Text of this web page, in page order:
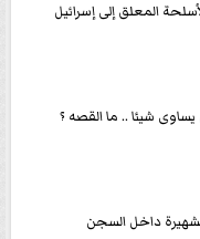
المعلق إلى إسرائيل
يساوى شيئا .. ما القصه ؟
داخل السجن